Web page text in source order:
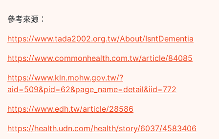
參考來源：
https://www.tada2002.org.tw/About/IsntDementia
https://www.commonhealth.com.tw/article/84085
https://www.kln.mohw.gov.tw/?
aid=509&pid=62&page_name=detail&iid=772
https://www.edh.tw/article/28586
https://health.udn.com/health/story/6037/4583406